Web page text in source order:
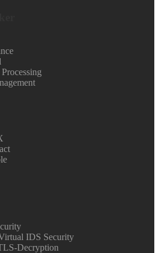
IDS Security
Decryption